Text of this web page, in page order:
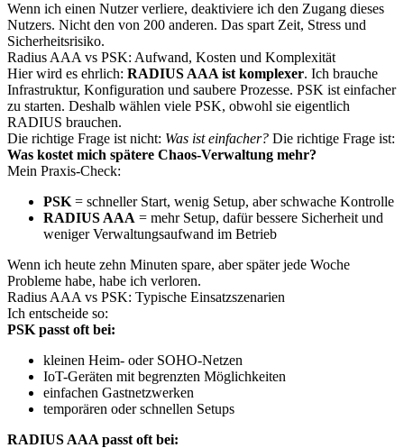
Wenn ich einen Nutzer verliere, deaktiviere ich den Zugang dieses
Nutzers. Nicht den von 200 anderen. Das spart Zeit, Stress und
Sicherheitsrisiko.
Radius AAA vs PSK: Aufwand, Kosten und Komplexität
Hier wird es ehrlich: RADIUS AAA ist komplexer. Ich brauche
Infrastruktur, Konfiguration und saubere Prozesse. PSK ist einfacher
zu starten. Deshalb wählen viele PSK, obwohl sie eigentlich
RADIUS brauchen.
Die richtige Frage ist nicht: Was ist einfacher? Die richtige Frage ist:
Was kostet mich spätere Chaos-Verwaltung mehr?
Mein Praxis-Check:
PSK = schneller Start, wenig Setup, aber schwache Kontrolle
RADIUS AAA = mehr Setup, dafür bessere Sicherheit und
weniger Verwaltungsaufwand im Betrieb
Wenn ich heute zehn Minuten spare, aber später jede Woche
Probleme habe, habe ich verloren.
Radius AAA vs PSK: Typische Einsatzszenarien
Ich entscheide so:
PSK passt oft bei:
kleinen Heim- oder SOHO-Netzen
IoT-Geräten mit begrenzten Möglichkeiten
einfachen Gastnetzwerken
temporären oder schnellen Setups
RADIUS AAA passt oft bei: